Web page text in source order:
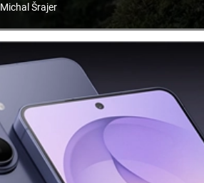
Michal Šrajer